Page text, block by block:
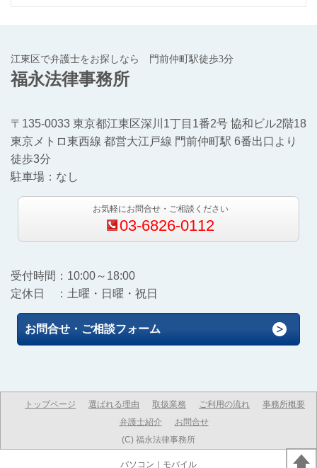
江東区で弁護士をお探しなら 門前仲町駅徒歩3分
福永法律事務所
〒135-0033 東京都江東区深川1丁目1番2号 協和ビル2階18
東京メトロ東西線 都営大江戸線 門前仲町駅 6番出口より
徒歩3分
駐車場：なし
お気軽にお問合せ・ご相談ください
03-6826-0112
受付時間：10:00～18:00
定休日 ：土曜・日曜・祝日
お問合せ・ご相談フォーム
(C) 福永法律事務所
トップページ 選ばれる理由 取扱業務 ご利用の流れ
事務所概要
弁護士紹介
お問合せ
パソコン ｜モバイル